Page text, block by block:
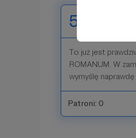
500 zł
To już jest
ROMANUM. W
wymyślę
Patroni: 0